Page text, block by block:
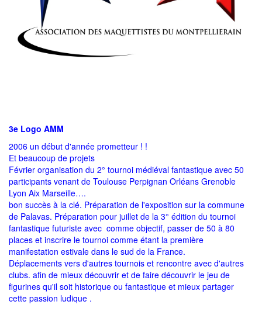
3e Logo AMM
2006 un début d'année prometteur ! !
Et beaucoup de projets
Février organisation du 2° tournoi médiéval fantastique avec 50
participants venant de Toulouse Perpignan Orléans Grenoble
Lyon Aix Marseille….
bon succès à la clé. Préparation de l'exposition sur la commune
de Palavas. Préparation pour juillet de la 3° édition du tournoi
fantastique futuriste avec comme objectif, passer de 50 à 80
places et inscrire le tournoi comme étant la première
manifestation estivale dans le sud de la France.
Déplacements vers d'autres tournois et rencontre avec d'autres
clubs. afin de mieux découvrir et de faire découvrir le jeu de
figurines qu'il soit historique ou fantastique et mieux partager
cette passion ludique .